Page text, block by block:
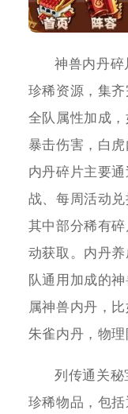
神兽内丹碎
珍稀资源，集
全队属性加成
暴击伤害，白
内丹碎片主要
战、每周活动
其中部分稀有
动获取。内丹
队通用加成的
属神兽内丹，
朱雀内丹，物理
列传通关
珍稀物品，包